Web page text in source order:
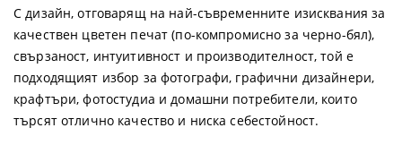
С дизайн, отговарящ на най-съвременните изисквания за
качествен цветен печат (по-компромисно за черно-бял),
свързаност, интуитивност и производителност, той е
подходящият избор за фотографи, графични дизайнери,
крафтъри, фотостудиа и домашни потребители, които
търсят отлично качество и ниска себестойност.